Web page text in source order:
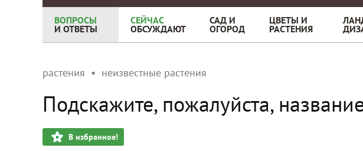
ВОПРОСЫ
И ОТВЕТЫ
СЕЙЧАС
ОБСУЖДАЮТ
САД И
ОГОРОД
ЦВЕТЫ И
РАСТЕНИЯ
растения неизвестные растения
Подскажите, пожалуйста,
В избранное!